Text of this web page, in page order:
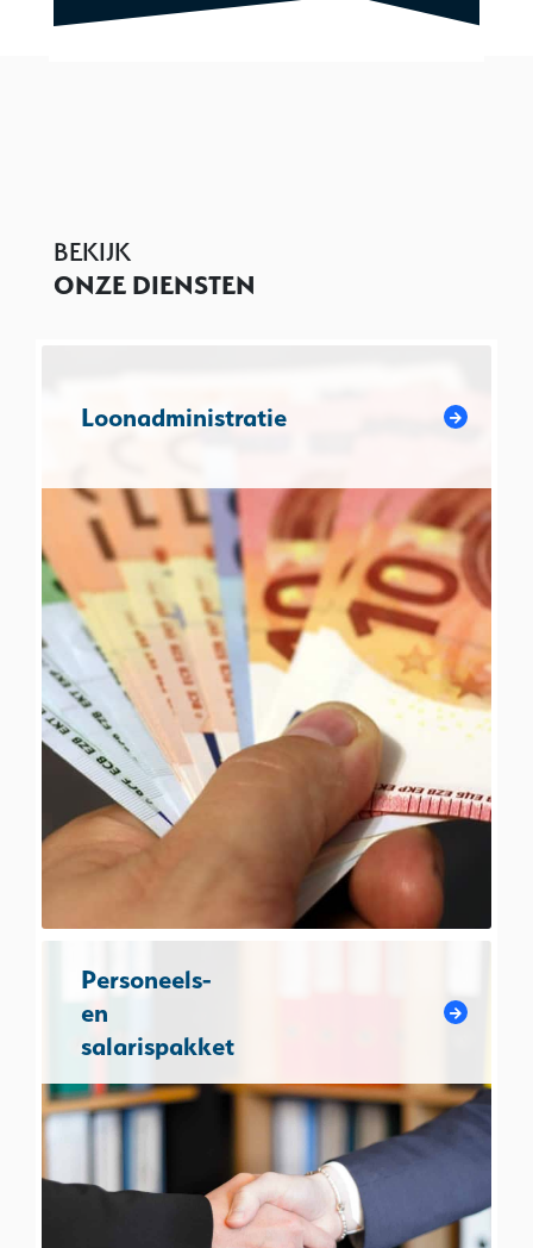
BEKIJK
ONZE DIENSTEN
Loonadministratie
Personeels-
en
salarispakket